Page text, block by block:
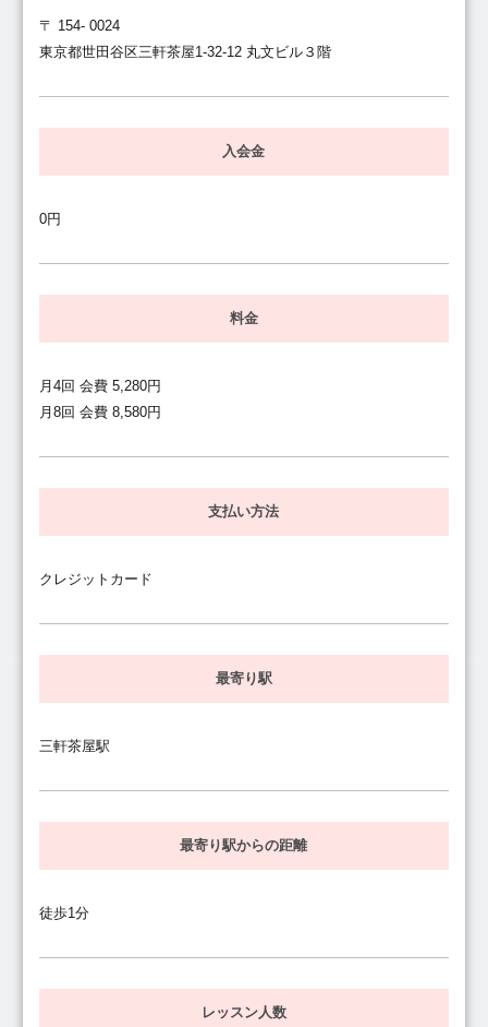
〒 154- 0024
東京都世田谷区三軒茶屋1-32-12 丸文ビル３階
入会金
0円
料金
月4回 会費 5,280円
月8回 会費 8,580円
支払い方法
クレジットカード
最寄り駅
三軒茶屋駅
最寄り駅からの距離
徒歩1分
レッスン人数